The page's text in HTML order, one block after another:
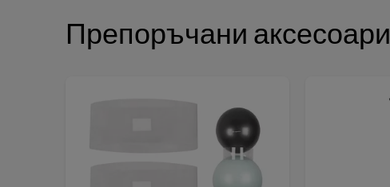
Препоръчани аксесоари